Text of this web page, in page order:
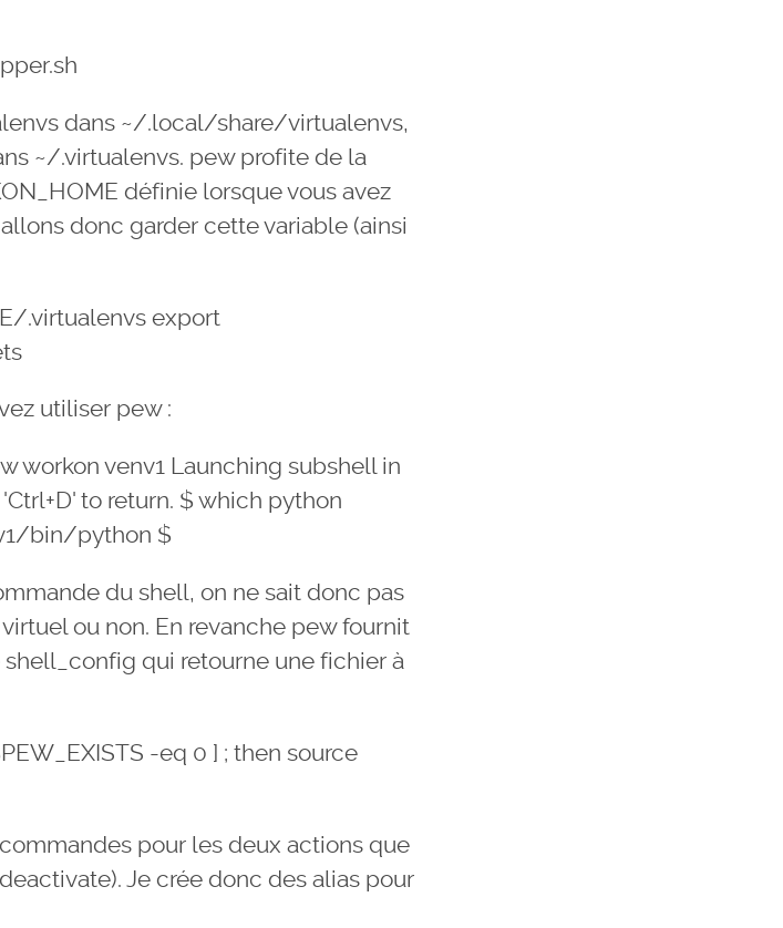
dans ~/.local/share/virtualenvs,
~/.virtualenvs. pew profite de la
définie lorsque vous avez
donc garder cette variable (ainsi
.virtualenvs export
utiliser pew :
workon venv1 Launching subshell in
to return. $ which python
bin/python $
du shell, on ne sait donc pas
ou non. En revanche pew fournit
qui retourne une fichier à
-eq 0 ] ; then source
pour les deux actions que
Je crée donc des alias pour